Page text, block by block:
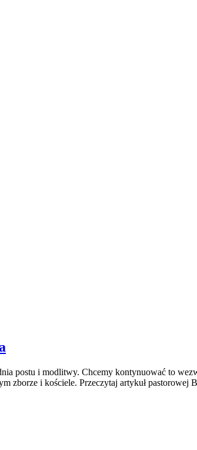
postu i modlitwy. Chcemy kontynuować to
zborze i kościele. Przeczytaj artykuł